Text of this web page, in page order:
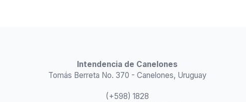
Intendencia de Canelones
Tomás Berreta No. 370 - Canelones, Uruguay
(+598) 1828